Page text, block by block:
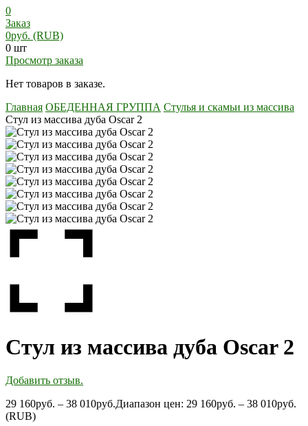
0
Заказ
0руб. (RUB)
0 шт
Просмотр заказа
Нет товаров в заказе.
Главная ОБЕДЕННАЯ ГРУППА Стулья и скамьи из массива
Стул из массива дуба Oscar 2
Стул из массива дуба Oscar 2
Добавить отзыв.
29 160руб. – 38 010руб.Диапазон цен: 29 160руб. – 38 010руб.
(RUB)